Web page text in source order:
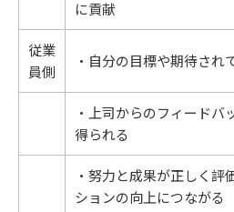
に貢献
従業
員側
・自分の目標や期待され
・上司からのフィード
得られる
・努力と成果が正しく評
ションの向上につながる